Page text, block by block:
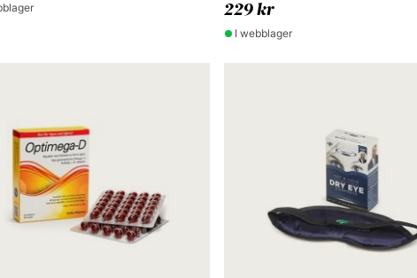
229 kr
I webblager